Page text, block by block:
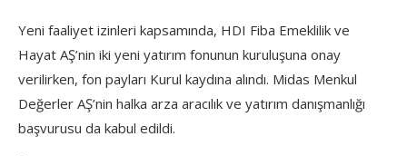
Yeni faaliyet izinleri kapsamında, HDI Fiba Emeklilik ve
Hayat AŞ’nin iki yeni yatırım fonunun kuruluşuna onay
verilirken, fon payları Kurul kaydına alındı. Midas Menkul
Değerler AŞ’nin halka arza aracılık ve yatırım danışmanlığı
başvurusu da kabul edildi.